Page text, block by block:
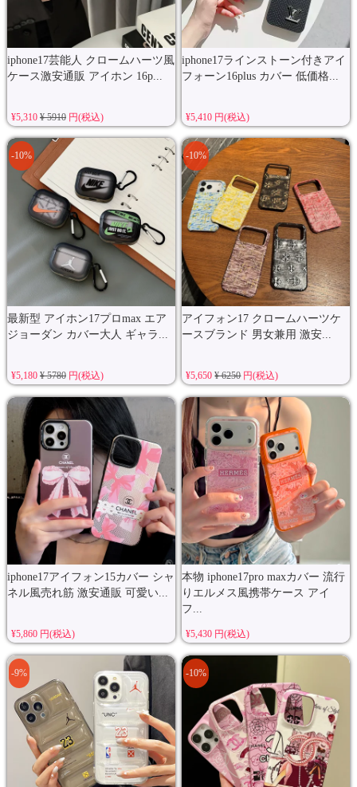
iphone17芸能人 クロームハーツ風
ケース激安通販 アイホン 16p...
¥5,310 ¥ 5910円(税込)
iphone17ラインストーン付きアイ
フォーン16plus カバー 低価格...
¥5,410 円(税込)
最新型 アイホン17プロmax エア
ジョーダン カバー大人 ギャラ...
-10%
¥5,180 ¥ 5780円(税込)
アイフォン17 クロームハーツケ
ースブランド 男女兼用 激安...
-10%
¥5,650¥ 6250円(税込)
iphone17アイフォン15カバー シャ
ネル風売れ筋 激安通販 可愛い...
¥5,860 円(税込)
本物 iphone17pro maxカバー 流行
りエルメス風携帯ケース アイ
フ...
¥5,430 円(税込)
-9% -10%